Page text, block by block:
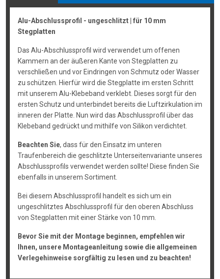
Alu-Abschlussprofil - ungeschlitzt | für 10 mm
Stegplatten
Das Alu-Abschlussprofil wird verwendet um offenen
Kammern an der äußeren Kante von Stegplatten zu
verschließen und vor Eindringen von Schmutz oder Wasser
zu schützen. Hierfür wird die Stegplatte im ersten Schritt
mit unserem Alu-Klebeband verklebt. Dieses sorgt für den
ersten Schutz und unterbindet bereits die Luftzirkulation im
inneren der Platte. Nun wird das Abschlussprofil über das
Klebeband gedrückt und mithilfe von Silikon verdichtet.
Beachten Sie, dass für den Einsatz im unteren
Traufenbereich die geschlitzte Unterseitenvariante unseres
Abschlussprofils verwendet werden sollte! Diese finden Sie
ebenfalls in unserem Sortiment.
Bei diesem Abschlussprofil handelt es sich um ein
ungeschlitztes Abschlussprofil für den oberen Abschluss
von Stegplatten mit einer Stärke von 10 mm.
Bevor Sie mit der Montage beginnen, empfehlen wir
Ihnen, unsere Montageanleitung sowie die allgemeinen
Verlegehinweise sorgfältig zu lesen und zu beachten!